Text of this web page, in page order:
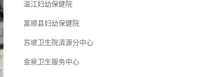
温江妇幼保健院
富顺县妇幼保健院
苏坡卫生院清源分中心
金泉卫生服务中心